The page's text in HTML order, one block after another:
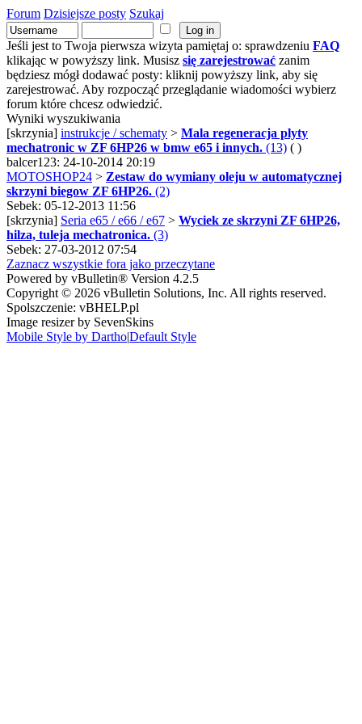
Forum Dzisiejsze posty Szukaj
Jeśli jest to Twoja pierwsza wizyta pamiętaj o: sprawdzeniu FAQ
klikając w powyższy link. Musisz się zarejestrować zanim
będziesz mógł dodawać posty: kliknij powyższy link, aby się
zarejestrować. Aby rozpocząć przeglądanie wiadomości wybierz
forum które chcesz odwiedzić.
Wyniki wyszukiwania
[skrzynia] instrukcje / schematy > Mala regeneracja plyty
mechatronic w ZF 6HP26 w bmw e65 i innych. (13) ( )
balcer123: 24-10-2014 20:19
MOTOSHOP24 > Zestaw do wymiany oleju w automatycznej
skrzyni biegow ZF 6HP26. (2)
Sebek: 05-12-2013 11:56
[skrzynia] Seria e65 / e66 / e67 > Wyciek ze skrzyni ZF 6HP26,
hilza, tuleja mechatronica. (3)
Sebek: 27-03-2012 07:54
Zaznacz wszystkie fora jako przeczytane
Powered by vBulletin® Version 4.2.5
Copyright © 2026 vBulletin Solutions, Inc. All rights reserved.
Spolszczenie: vBHELP.pl
Image resizer by SevenSkins
Mobile Style by Dartho|Default Style